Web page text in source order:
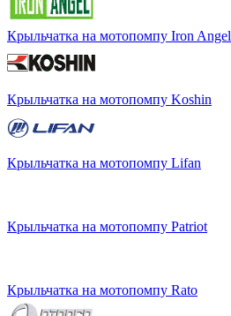
Крыльчатка на мотопомпу Iron Angel
Крыльчатка на мотопомпу Koshin
Крыльчатка на мотопомпу Lifan
Крыльчатка на мотопомпу Patriot
Крыльчатка на мотопомпу Rato